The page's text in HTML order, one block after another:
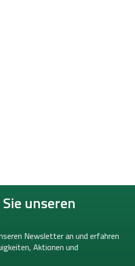
unseren
Newsletter an und erfahren
Aktionen und